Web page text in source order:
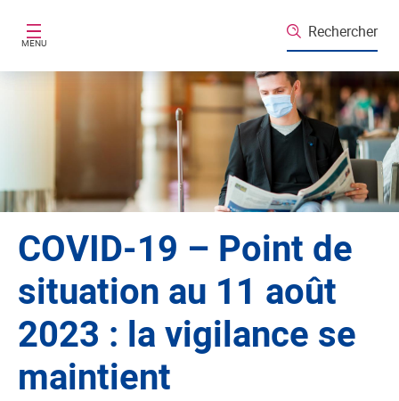
MENU
Rechercher
COVID-19 – Point de
situation au 11 août
2023 : la vigilance se
maintient